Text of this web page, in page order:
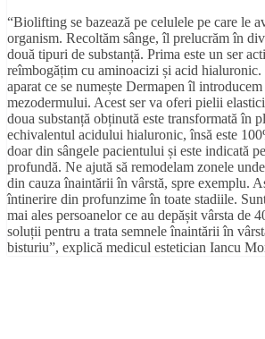
“Biolifting se bazează pe celulele pe care le
organism. Recoltăm sânge, îl prelucrăm în
două tipuri de substanță. Prima este un ser
reîmbogățim cu aminoacizi și acid
aparat ce se numește Dermapen îl
mezodermului. Acest ser va oferi pielii
doua substanță obținută este transformată în
echivalentul acidului hialuronic, însă este
doar din sângele pacientului și este indicată
profundă. Ne ajută să remodelam zonele
din cauza înaintării în vârstă, spre exemplu.
întinerire din profunzime în toate stadiile.
mai ales persoanelor ce au depășit vârsta de
soluții pentru a trata semnele înaintării în
bisturiu”, explică medicul estetician Iancu